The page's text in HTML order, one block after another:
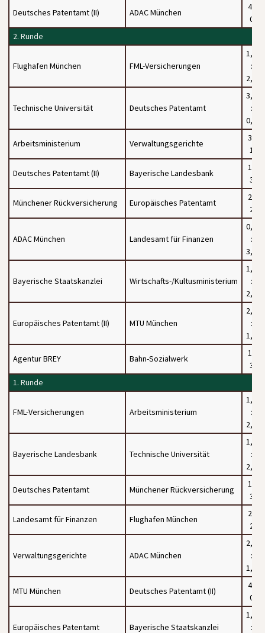
Deutsches Patentamt (II) ADAC München
4 :
0
2. Runde
Flughafen München FML-Versicherungen
1,5
:
2,5
Technische Universität Deutsches Patentamt
3,5
:
0,5
Arbeitsministerium Verwaltungsgerichte
3 :
1
Deutsches Patentamt (II) Bayerische Landesbank
1 :
3
Münchener Rückversicherung Europäisches Patentamt
2 :
2
ADAC München Landesamt für Finanzen
0,5
:
3,5
Bayerische Staatskanzlei Wirtschafts-/Kultusministerium
1,5
:
2,5
Europäisches Patentamt (II) MTU München
2,5
:
1,5
Agentur BREY Bahn-Sozialwerk
1 :
3
1. Runde
FML-Versicherungen Arbeitsministerium
1,5
:
2,5
Bayerische Landesbank Technische Universität
1,5
:
2,5
Deutsches Patentamt Münchener Rückversicherung
1 :
3
Landesamt für Finanzen Flughafen München
2 :
2
Verwaltungsgerichte ADAC München
2,5
:
1,5
MTU München Deutsches Patentamt (II)
4 :
0
Europäisches Patentamt Bayerische Staatskanzlei
1,5
: